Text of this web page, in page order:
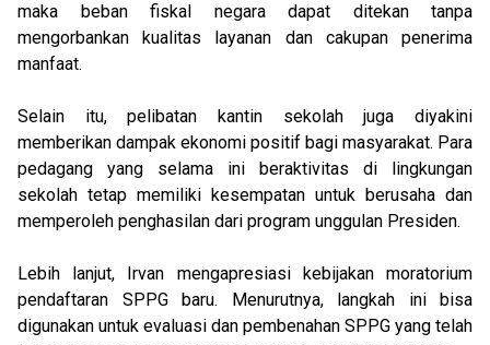
maka beban fiskal negara dapat ditekan tanpa
mengorbankan kualitas layanan dan cakupan penerima
manfaat.
Selain itu, pelibatan kantin sekolah juga diyakini
memberikan dampak ekonomi positif bagi masyarakat. Para
pedagang yang selama ini beraktivitas di lingkungan
sekolah tetap memiliki kesempatan untuk berusaha dan
memperoleh penghasilan dari program unggulan Presiden.
Lebih lanjut, Irvan mengapresiasi kebijakan moratorium
pendaftaran SPPG baru. Menurutnya, langkah ini bisa
digunakan untuk evaluasi dan pembenahan SPPG yang telah